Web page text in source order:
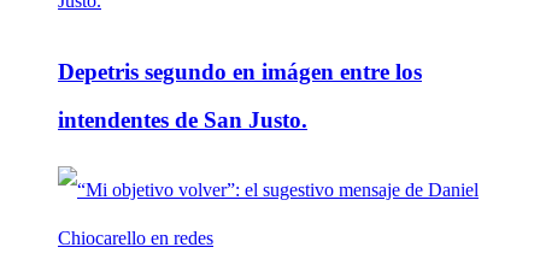
Depetris segundo en imágen entre los
intendentes de San Justo.